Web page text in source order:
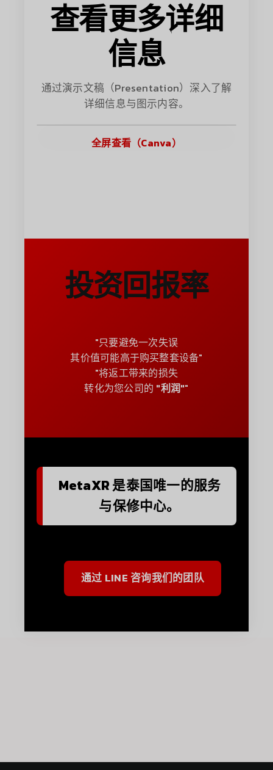
查看更多详细
信息
通过演示文稿（Presentation）深入了解
详细信息与图示内容。
全屏查看（Canva）
投资回报率
"只要避免一次失误
其价值可能高于购买整套设备"
"将返工带来的损失
转化为您公司的 "利润""
MetaXR 是泰国唯一的服务
与保修中心。
通过 LINE 咨询我们的团队